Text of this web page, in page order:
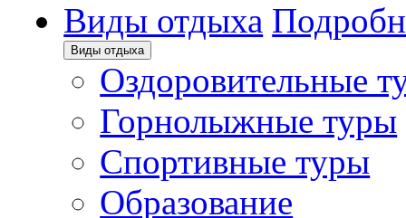
Виды отдыха
Виды отдыха
Оздоровительные
Горнолыжные туры
Спортивные туры
Образование